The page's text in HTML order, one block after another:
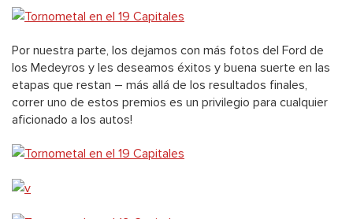
Por nuestra parte, los dejamos con más fotos del Ford de
los Medeyros y les deseamos éxitos y buena suerte en las
etapas que restan – más allá de los resultados finales,
correr uno de estos premios es un privilegio para cualquier
aficionado a los autos!